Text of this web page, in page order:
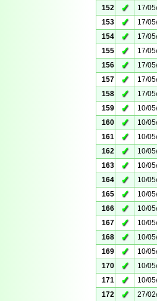
152
✓ 17/
153
✓ 17/
154
✓ 17/
155
✓ 17/
156
✓ 17/
157
✓ 17/
158
✓ 17/
159
✓ 10/
160
✓ 10/
161
✓ 10/
162
✓ 10/
163
✓ 10/
164
✓ 10/
165
✓ 10/
166
✓ 10/
167
✓ 10/
168
✓ 10/
169
✓ 10/
170
✓ 10/
171
✓ 10/
172
✓ 27/